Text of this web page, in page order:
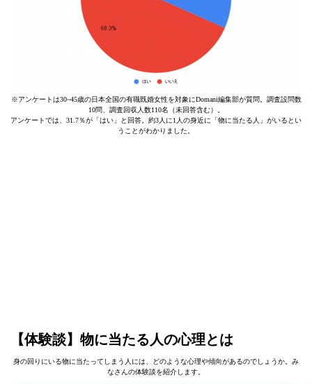
※アンケートは30~45歳の日本全国の有職既婚女性を対象にDomani編集部が質問。調査設問数
10問、調査回収人数110名（未回答含む）。
アンケートでは、31.7％が「はい」と回答。約3人に1人の身近に「物に当たる人」がいるとい
うことがわかりました。
【体験談】物に当たる人の心理とは
身の回りにいる物に当たってしまう人には、どのような心理や傾向があるのでしょうか。み
なさんの体験談を紹介します。